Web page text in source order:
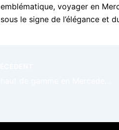
emblématique, voyager en
sous le signe de l’élégance et